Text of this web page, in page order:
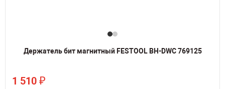
Держатель бит магнитный FESTOOL BH-DWC 769125
1 510 ₽